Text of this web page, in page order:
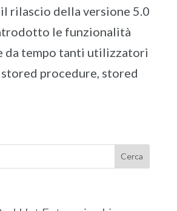
rilascio della versione 5.0
le funzionalità
da tempo tanti utilizzatori
procedure, stored